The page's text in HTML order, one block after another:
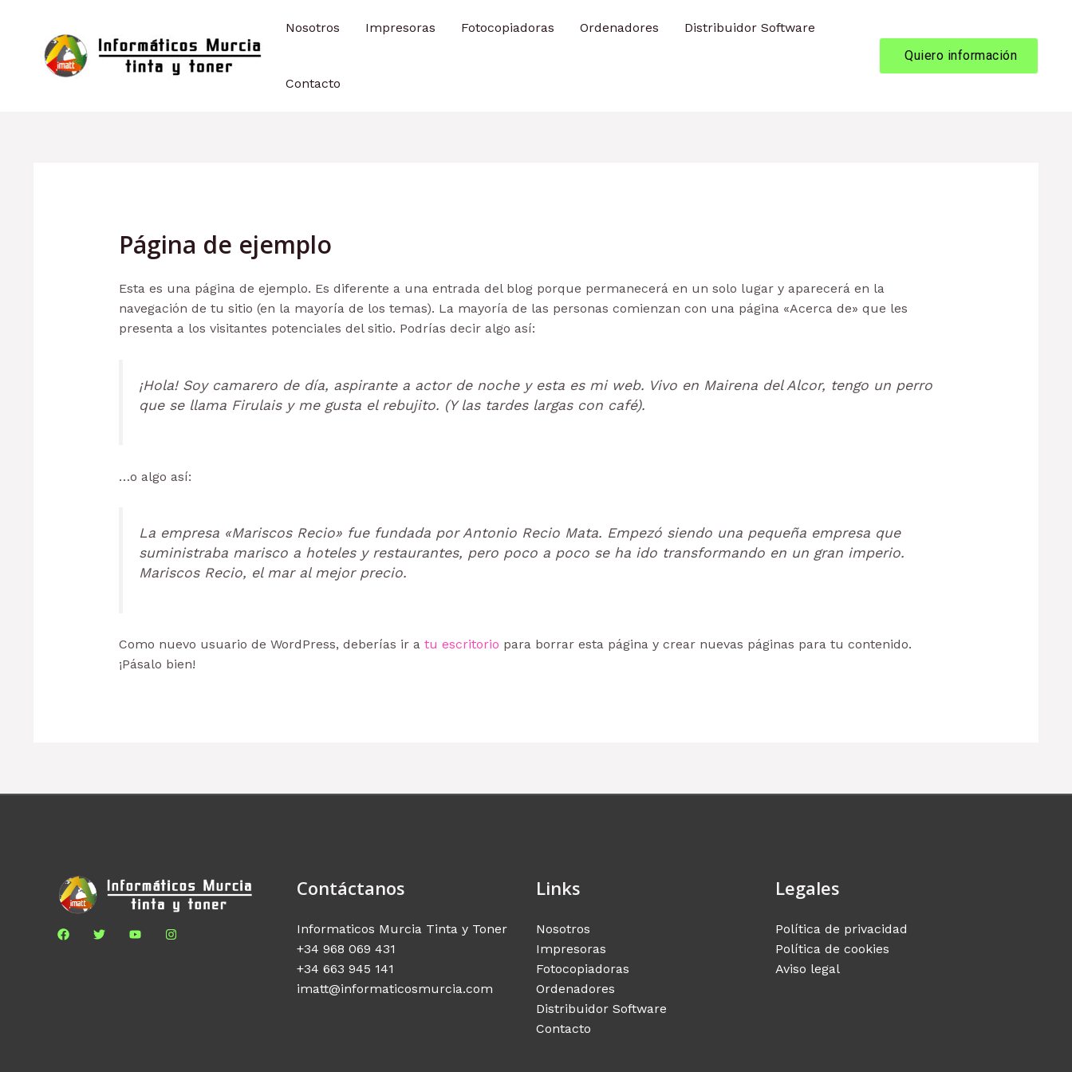
contenido
Nosotros Impresoras Fotocopiadoras Ordenadores Distribuidor Software
Contacto
Quiero información
Página de ejemplo
Esta es una página de ejemplo. Es diferente a una entrada del blog porque permanecerá en un solo lugar y aparecerá en la
navegación de tu sitio (en la mayoría de los temas). La mayoría de las personas comienzan con una página «Acerca de» que les
presenta a los visitantes potenciales del sitio. Podrías decir algo así:
¡Hola! Soy camarero de día, aspirante a actor de noche y esta es mi web. Vivo en Mairena del Alcor, tengo un perro
que se llama Firulais y me gusta el rebujito. (Y las tardes largas con café).
…o algo así:
La empresa «Mariscos Recio» fue fundada por Antonio Recio Mata. Empezó siendo una pequeña empresa que
suministraba marisco a hoteles y restaurantes, pero poco a poco se ha ido transformando en un gran imperio.
Mariscos Recio, el mar al mejor precio.
Como nuevo usuario de WordPress, deberías ir a tu escritorio para borrar esta página y crear nuevas páginas para tu contenido.
¡Pásalo bien!
Contáctanos
Informaticos Murcia Tinta y Toner
+34 968 069 431
+34 663 945 141
imatt@informaticosmurcia.com
Links
Nosotros
Impresoras
Fotocopiadoras
Ordenadores
Distribuidor Software
Contacto
Legales
Política de privacidad
Política de cookies
Aviso legal